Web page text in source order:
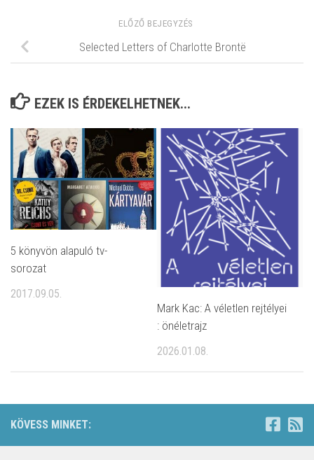
ELŐZŐ BEJEGYZÉS
Selected Letters of Charlotte Brontë
EZEK IS ÉRDEKELHETNEK...
5 könyvön alapuló tv-
sorozat
2017.09.05.
Mark Kac: A véletlen rejtélyei
: önéletrajz
2026.01.08.
KÖVESS MINKET: